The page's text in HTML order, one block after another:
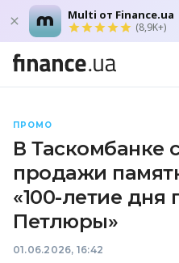
Multi от Finance.ua
(8,9K+)
ПРОМО
В Таскомбанке
продажи
«100-летие дня
Петлюры»
01.06.2026, 16:42